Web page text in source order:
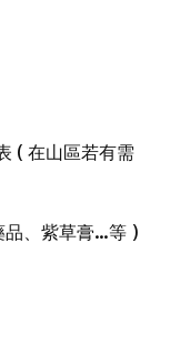
( 在山區若有需
品、紫草膏…等 )